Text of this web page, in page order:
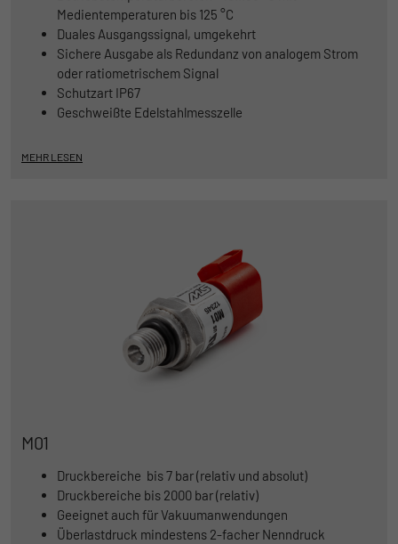
Medientemperaturen bis 125 °C
Duales Ausgangssignal, umgekehrt
Sichere Ausgabe als Redundanz von analogem Strom
oder ratiometrischem Signal
Schutzart IP67
Geschweißte Edelstahlmesszelle
MEHR LESEN
M01
Druckbereiche bis 7 bar (relativ und absolut)
Druckbereiche bis 2000 bar (relativ)
Geeignet auch für Vakuumanwendungen
Überlastdruck mindestens 2-facher Nenndruck
begrenzen.
Name _pk_id
Anbieter Matomo
1 Stunde
Matomo setzt dieses Cookie, um eine